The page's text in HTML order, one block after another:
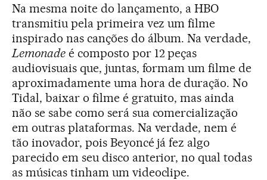
Na mesma noite do lançamento, a HBO
transmitiu pela primeira vez um filme
inspirado nas canções do álbum. Na verdade,
Lemonadeé composto por 12 peças
audiovisuais que, juntas, formam um filme de
aproximadamente uma hora de duração. No
Tidal, baixar o filme é gratuito, mas ainda
não se sabe como será sua comercialização
em outras plataformas. Na verdade, nem é
tão inovador, pois Beyoncé já fez algo
parecido em seu disco anterior, no qual todas
as músicas tinham um videoclipe.